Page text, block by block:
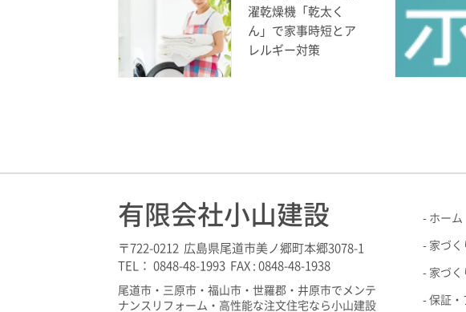
濯乾燥機「乾太く
ん」で家事時短とア
レルギー対策
ホーム
家づく
家づく
保証・
有限会社小山建設
〒722-0212 広島県尾道市美ノ郷町本郷3078-1
TEL： 0848-48-1993 FAX : 0848-48-1938
尾道市・三原市・福山市・世羅郡・井原市でメンテ
ナンスリフォーム・高性能な注文住宅なら小山建設